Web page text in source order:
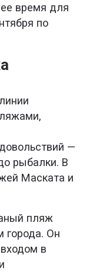
время для
по
—
рыбалки. В
Маската и
пляж
города. Он
в